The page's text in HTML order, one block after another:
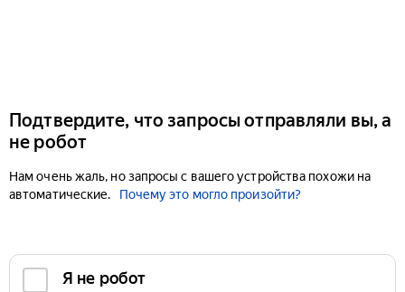
Подтвердите, что запросы отправляли вы, а
не робот
Нам очень жаль, но запросы с вашего устройства похожи на
автоматические.
Почему это могло произойти?